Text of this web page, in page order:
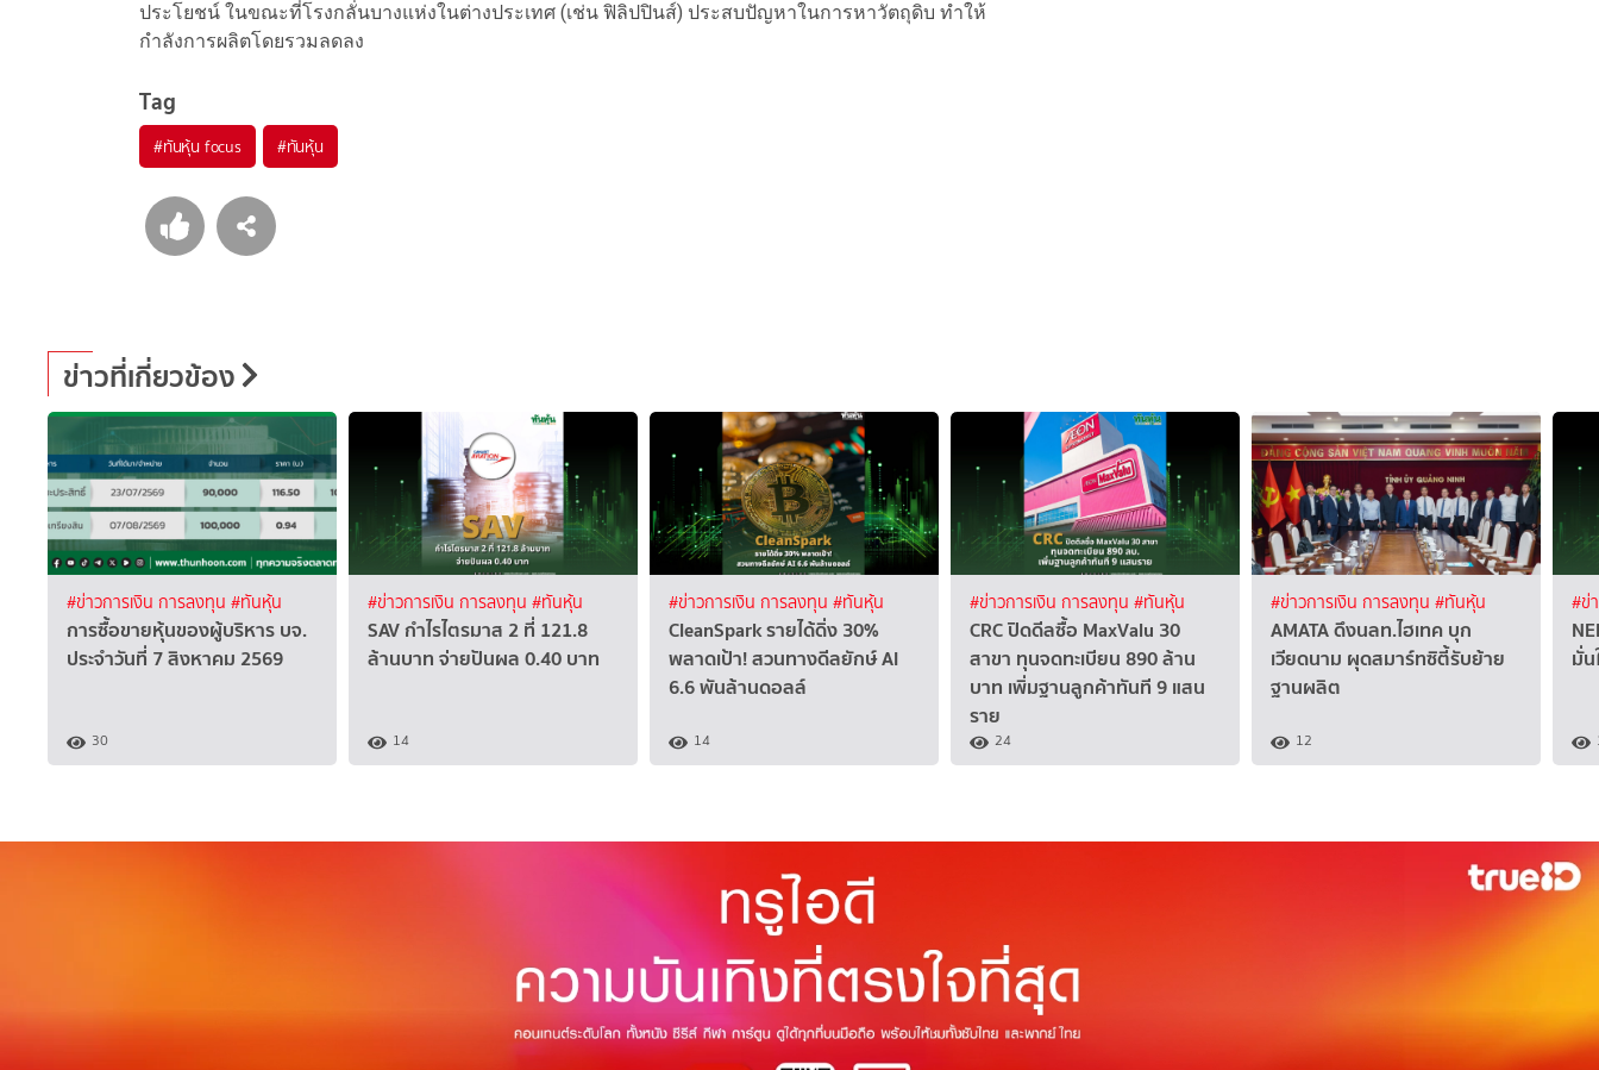
ประโยชน์ ในขณะที่โรงกลั่นบางแห่งในต่างประเทศ (เช่น ฟิลิปปินส์) ประสบปัญหาในการหาวัตถุดิบ ทำให้
กำลังการผลิตโดยรวมลดลง
Tag
#ทันหุ้น focus #ทันหุ้น
ข่าวที่เกี่ยวข้อง
#ข่าวการเงิน การลงทุน #ทันหุ้น
การซื้อขายหุ้นของผู้บริหาร บจ.
ประจำวันที่ 7 สิงหาคม 2569
30
#ข่าวการเงิน การลงทุน #ทันหุ้น
SAV กำไรไตรมาส 2 ที่ 121.8
ล้านบาท จ่ายปันผล 0.40 บาท
14
#ข่าวการเงิน การลงทุน #ทันหุ้น
CleanSpark รายได้ดิ่ง 30%
พลาดเป้า! สวนทางดีลยักษ์ AI
6.6 พันล้านดอลล์
14
#ข่าวการเงิน การลงทุน #ทันหุ้น
CRC ปิดดีลซื้อ MaxValu 30
สาขา ทุนจดทะเบียน 890 ล้าน
บาท เพิ่มฐานลูกค้าทันที 9 แสน
ราย
24
#ข่าวการเงิน การลงทุน #ทันหุ้น
AMATA ดึงนลท.ไฮเทค บุก
เวียดนาม ผุดสมาร์ทซิตี้รับย้าย
ฐานผลิต
12
#ข่
มั่